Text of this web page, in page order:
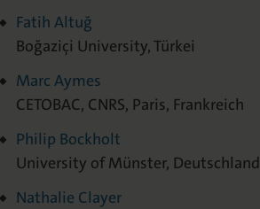
Fatih Altuğ
Boğaziçi University, Türkei
Marc Aymes
CETOBAC, CNRS, Paris, Frankreich
Philip Bockholt
University of Münster, Deutschland
Nathalie Clayer